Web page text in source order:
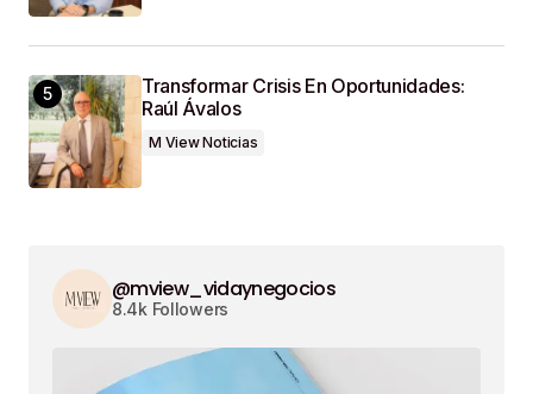
Transformar Crisis En Oportunidades:
Raúl Ávalos
M View Noticias
@mview_vidaynegocios
8.4k Followers